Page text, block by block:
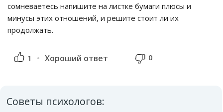
сомневаетесь напишите на листке бумаги плюсы и
минусы этих отношений, и решите стоит ли их
продолжать.
1 Хороший ответ 0
Советы психологов: